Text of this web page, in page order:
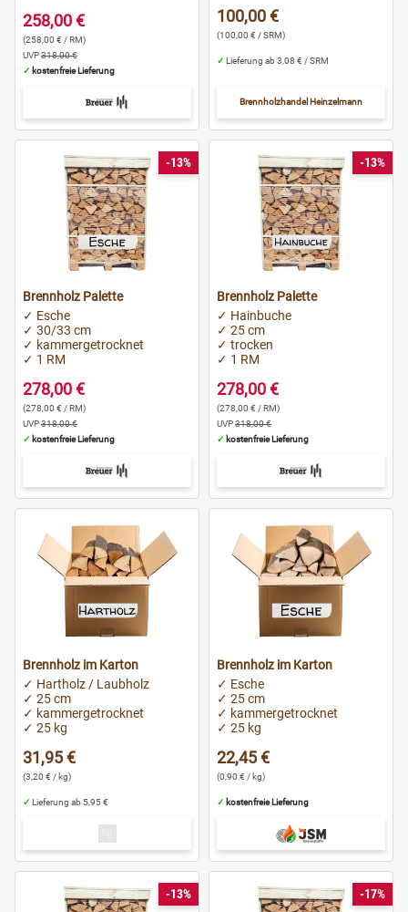
258,00 €
(258,00 € / RM)
UVP318,00 €
✓ kostenfreie Lieferung
100,00 €
(100,00 € / SRM)
✓ Lieferung ab 3,08 € / SRM
Brennholzhandel Heinzelmann
-13%
Brennholz Palette
✓ Esche
✓ 30/33 cm
✓ kammergetrocknet
✓ 1 RM
278,00 €
(278,00 € / RM)
UVP318,00 €
✓ kostenfreie Lieferung
-13%
Brennholz Palette
✓ Hainbuche
✓ 25 cm
✓ trocken
✓ 1 RM
278,00 €
(278,00 € / RM)
UVP318,00 €
✓ kostenfreie Lieferung
Brennholz im Karton
✓ Hartholz / Laubholz
✓ 25 cm
✓ kammergetrocknet
✓ 25 kg
31,95 €
(3,20 € / kg)
✓ Lieferung ab 5,95 €
Brennholz im Karton
✓ Esche
✓ 25 cm
✓ kammergetrocknet
✓ 25 kg
22,45 €
(0,90 € / kg)
✓ kostenfreie Lieferung
-13% -17%